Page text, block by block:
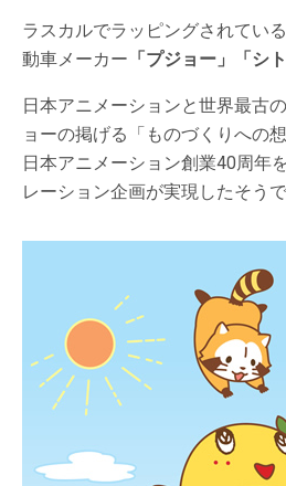
ラスカルでラッピングされてい
動車メーカー 「プジョー」「シ
日本アニメーションと世界最古
ョーの掲げる「ものづくりへの
日本アニメーション創業40周年
レーション企画が実現したそうで